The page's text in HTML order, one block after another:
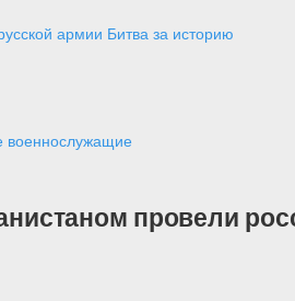
армии Битва за историю
военнослужащие
провели